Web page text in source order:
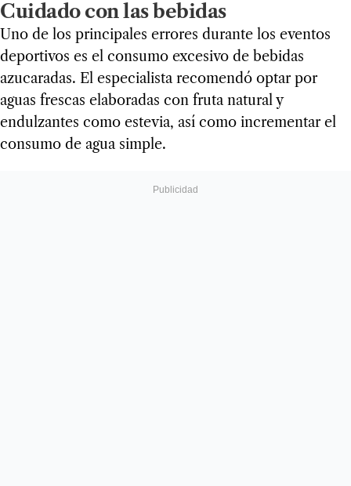
Cuidado con las bebidas
Uno de los principales errores durante los eventos
deportivos es el consumo excesivo de bebidas
azucaradas. El especialista recomendó optar por
aguas frescas elaboradas con fruta natural y
endulzantes como estevia, así como incrementar el
consumo de agua simple.